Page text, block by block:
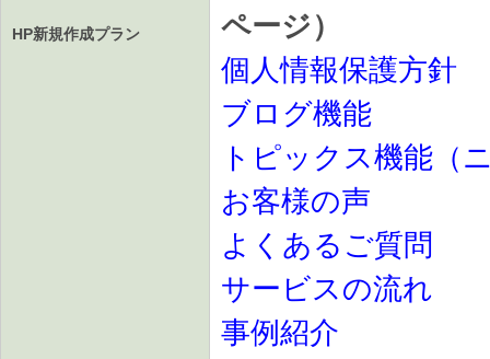
HP新規作成プラン
ページ）
個人情報保護方針
ブログ機能
トピックス機能（
お客様の声
よくあるご質問
サービスの流れ
事例紹介